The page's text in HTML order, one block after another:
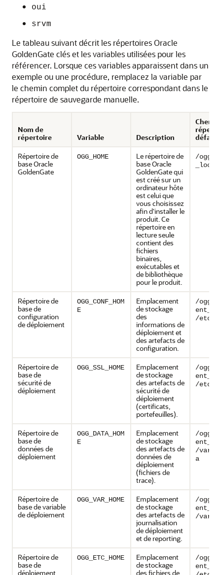
oui
srvm
Le tableau suivant décrit les répertoiresOracle
GoldenGate clés et les variables utilisées pour les
référencer. Lorsque ces variables apparaissent dans un
exemple ou une procédure, remplacez la variable par
le chemin complet du répertoire correspondant dans le
répertoire de sauvegarde manuelle.
Nom de
répertoire
Variable Description
défaut
Répertoire de
base Oracle
GoldenGate
OGG_HOME
Le répertoire de
base Oracle
GoldenGate qui
est créé sur un
ordinateur hôte
est celui que
vous choisissez
afin d'installer le
produit. Ce
répertoire en
lecture seule
contient des
fichiers
binaires,
exécutables et
de bibliothèque
pour le produit.
/
Répertoire de
base de
configuration
de déploiement
OGG_CONF_HOM
E
Emplacement
de stockage
des
informations de
déploiement et
des artefacts de
configuration.
/
/etc/
Répertoire de
base de
sécurité de
déploiement
OGG_SSL_HOME
Emplacement
de stockage
des artefacts de
sécurité de
déploiement
(certificats,
portefeuilles).
/
/etc/
Répertoire de
base de
données de
déploiement
OGG_DATA_HOM
E
Emplacement
de stockage
des artefacts de
données de
déploiement
(fichiers de
trace).
/
/var/
a
Répertoire de
base de variable
de déploiement
OGG_VAR_HOME
Emplacement
de stockage
des artefacts de
journalisation
de déploiement
et de reporting.
/
/var
Répertoire de
base de
déploiement
OGG_ETC_HOME
Emplacement
de stockage
des fichiers de
/